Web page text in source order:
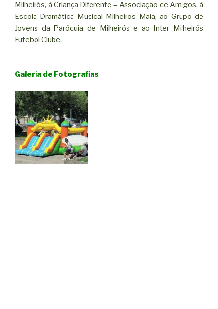
Milheirós, à Criança Diferente – Associação de Amigos, à
Escola Dramática Musical Milheiros Maia, ao Grupo de
Jovens da Paróquia de Milheirós e ao Inter Milheirós
Futebol Clube.
Galeria de Fotografias